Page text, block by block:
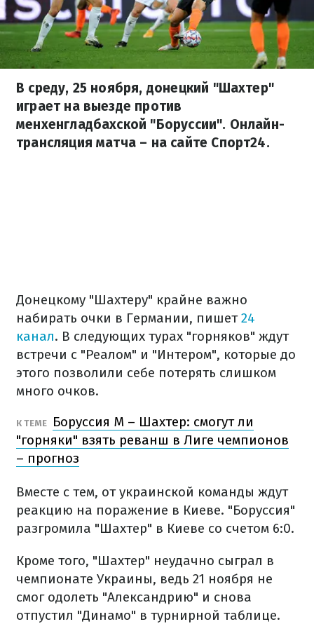
В среду, 25 ноября, донецкий "Шахтер"
играет на выезде против
менхенгладбахской "Боруссии". Онлайн-
трансляция матча – на сайте Спорт24.
Донецкому "Шахтеру" крайне важно
набирать очки в Германии, пишет24
канал. В следующих турах "горняков" ждут
встречи с "Реалом" и "Интером", которые до
этого позволили себе потерять слишком
много очков.
К ТЕМЕ
Боруссия М – Шахтер: смогут ли
"горняки" взять реванш в Лиге чемпионов
– прогноз
Вместе с тем, от украинской команды ждут
реакцию на поражение в Киеве. "Боруссия"
разгромила "Шахтер" в Киеве со счетом 6:0.
Кроме того, "Шахтер" неудачно сыграл в
чемпионате Украины, ведь 21 ноября не
смог одолеть "Александрию" и снова
отпустил "Динамо" в турнирной таблице.